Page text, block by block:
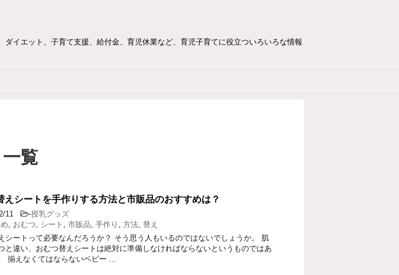
イエット、子育て支援、給付金、育児休業など、育児子育てに役立ついろいろな情報
一覧
えシートを手作りする方法と市販品のおすすめは？
11 -授乳グッズ
, おむつ, シート , 市販品, 手作り , 方法, 替え
シートって必要なんだろうか？ そう思う人もいるのではないでしょうか。 肌
と違い、おむつ替えシートは絶対に準備しなければならないというものではあ
揃えなくてはならないベビー …